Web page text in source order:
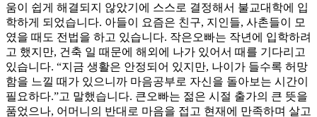
움이 쉽게 해결되지 않았기에 스스로 결정해서 불교대학에 입
학하게 되었습니다. 아들이 요즘은 친구, 지인들, 사촌들이 모
였을 때도 전법을 하고 있습니다. 작은오빠는 작년에 입학하려
고 했지만, 건축 일 때문에 해외에 나가 있어서 때를 기다리고
있습니다. “지금 생활은 안정되어 있지만, 나이가 들수록 허망
함을 느낄 때가 있으니까 마음공부로 자신을 돌아보는 시간이
필요하다.”고 말했습니다. 큰오빠는 젊은 시절 출가의 큰 뜻을
품었으나, 어머니의 반대로 마음을 접고 현재에 만족하며 살고